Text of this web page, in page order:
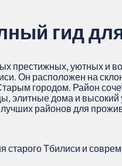
гид
престижных, уютных и
Он расположен на
городом. Район
элитные дома и
лучших районов для
старого Тбилиси и